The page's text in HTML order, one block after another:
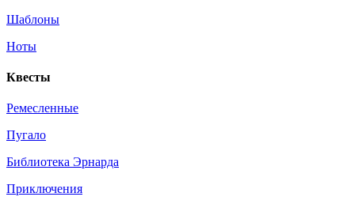
Шаблоны
Ноты
Квесты
Ремесленные
Пугало
Библиотека Эрнарда
Приключения